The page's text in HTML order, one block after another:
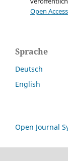
Open Access
Sprache
Deutsch
English
Open Journal